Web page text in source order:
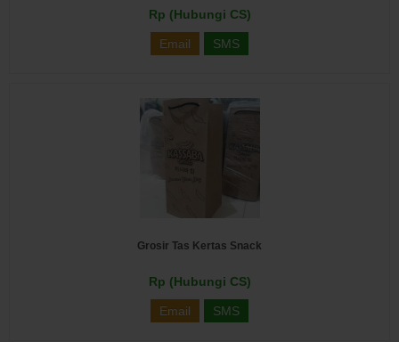
Rp (Hubungi CS)
Email SMS
Grosir Tas Kertas Snack
Rp (Hubungi CS)
Email SMS